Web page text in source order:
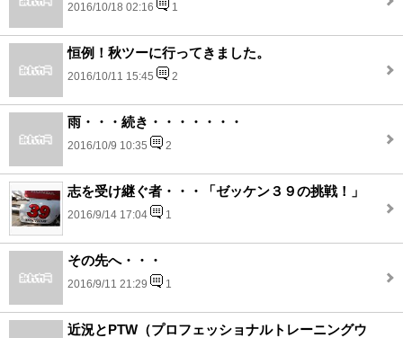
2016/10/18 02:16 1
恒例！秋ツーに行ってきました。
2016/10/11 15:45 2
雨・・・続き・・・・・・・
2016/10/9 10:35 2
志を受け継ぐ者・・・「ゼッケン３９の挑戦！」
2016/9/14 17:04 1
その先へ・・・
2016/9/11 21:29 1
近況とPTW（プロフェッショナルトレーニングウ